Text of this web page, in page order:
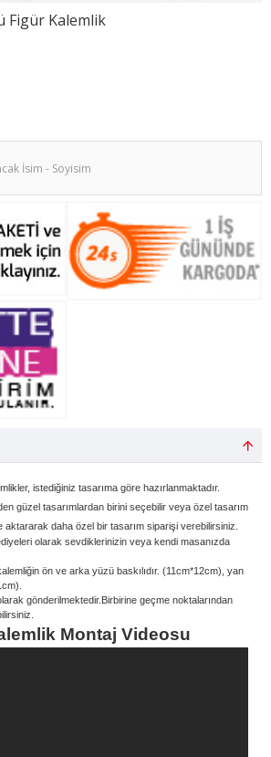
Figür Kalemlik
istediğiniz tasarıma göre hazırlanmaktadır.
güzel tasarımlardan birini seçebilir veya özel tasarım
aktararak daha özel bir tasarım siparişi verebilirsiniz.
olarak sevdiklerinizin veya kendi masanızda
ön ve arka yüzü baskılıdır. (11cm*12cm), yan
gönderilmektedir.Birbirine geçme noktalarından
Montaj Videosu